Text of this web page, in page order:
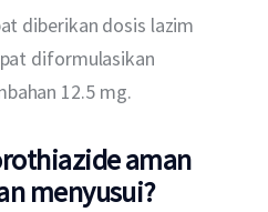
diberikan dosis lazim
diformulasikan
12.5 mg.
aman
menyusui?